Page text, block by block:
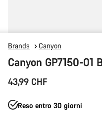
Brands Canyon
Canyon GP7150-01
43,99 CHF
Reso entro 30 giorni